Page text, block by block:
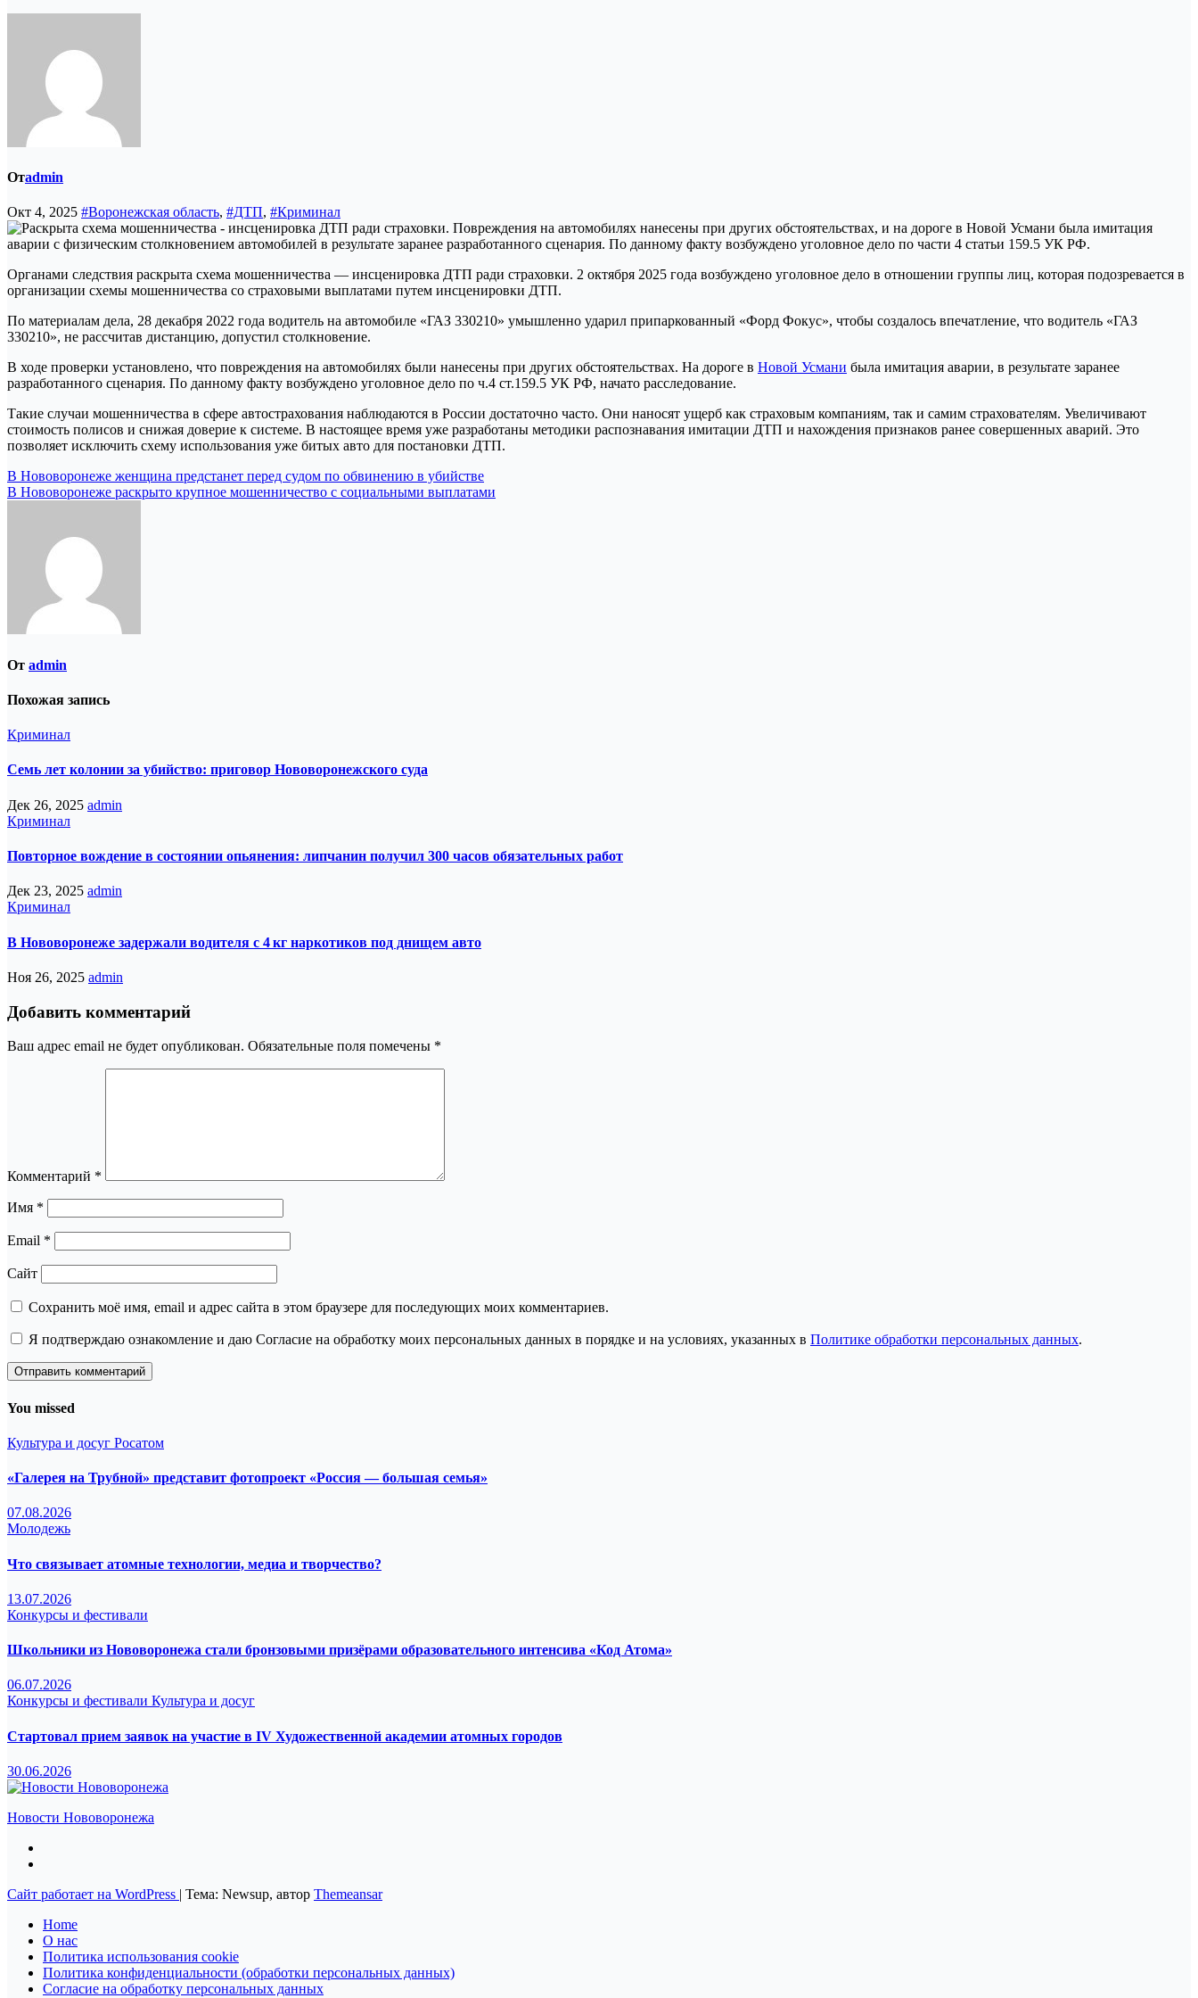
Отadmin
Окт 4, 2025 #Воронежская область, #ДТП, #Криминал
Органами следствия раскрыта схема мошенничества — инсценировка ДТП ради страховки. 2 октября 2025 года возбуждено уголовное дело в отношении группы лиц, которая подозревается в
организации схемы мошенничества со страховыми выплатами путем инсценировки ДТП.
По материалам дела, 28 декабря 2022 года водитель на автомобиле «ГАЗ 330210» умышленно ударил припаркованный «Форд Фокус», чтобы создалось впечатление, что водитель «ГАЗ
330210», не рассчитав дистанцию, допустил столкновение.
В ходе проверки установлено, что повреждения на автомобилях были нанесены при других обстоятельствах. На дороге в Новой Усмани была имитация аварии, в результате заранее
разработанного сценария. По данному факту возбуждено уголовное дело по ч.4 ст.159.5 УК РФ, начато расследование.
Такие случаи мошенничества в сфере автострахования наблюдаются в России достаточно часто. Они наносят ущерб как страховым компаниям, так и самим страхователям. Увеличивают
стоимость полисов и снижая доверие к системе. В настоящее время уже разработаны методики распознавания имитации ДТП и нахождения признаков ранее совершенных аварий. Это
позволяет исключить схему использования уже битых авто для постановки ДТП.
Навигация
по
В Нововоронеже женщина предстанет перед судом по обвинению в убийстве
В Нововоронеже раскрыто крупное мошенничество с социальными выплатами
От admin
Похожая запись
Криминал
Семь лет колонии за убийство: приговор Нововоронежского суда
Дек 26, 2025 admin
Криминал
Повторное вождение в состоянии опьянения: липчанин получил 300 часов обязательных работ
Дек 23, 2025 admin
Криминал
В Нововоронеже задержали водителя с 4 кг наркотиков под днищем авто
Ноя 26, 2025 admin
Добавить комментарий
Ваш адрес email не будет опубликован. Обязательные поля помечены *
Комментарий *
Имя *
Email *
Сайт
Сохранить моё имя, email и адрес сайта в этом браузере для последующих моих комментариев.
Я подтверждаю ознакомление и даю Согласие на обработку моих персональных данных в порядке и на условиях, указанных в Политике обработки персональных данных.
You missed
Культура и досуг Росатом
«Галерея на Трубной» представит фотопроект «Россия — большая семья»
07.08.2026
Молодежь
Что связывает атомные технологии, медиа и творчество?
13.07.2026
Конкурсы и фестивали
Школьники из Нововоронежа стали бронзовыми призёрами образовательного интенсива «Код Атома»
06.07.2026
Конкурсы и фестивали Культура и досуг
Стартовал прием заявок на участие в IV Художественной академии атомных городов
30.06.2026
Новости Нововоронежа
Сайт работает на WordPress | Тема: Newsup, автор Themeansar
Home
О нас
Политика использования cookie
Политика конфиденциальности (обработки персональных данных)
Согласие на обработку персональных данных